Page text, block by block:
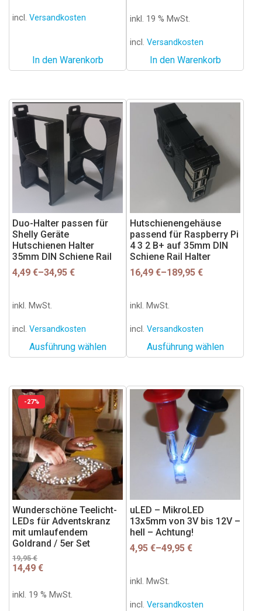
incl. Versandkosten
In den Warenkorb
59,95 €
57,49 €.
inkl. 19 % MwSt.
incl. Versandkosten
In den Warenkorb
Duo-Halter passen für
Shelly Geräte
Hutschienen Halter
35mm DIN Schiene Rail
4,49 €–34,95 €
inkl. MwSt.
incl. Versandkosten
Ausführung wählen
Dieses
Produkt
weist
mehrere
Varianten
auf.
können
auf
der
Produktseite
gewählt
Hutschienengehäuse
passend für Raspberry Pi
4 3 2 B+ auf 35mm DIN
Schiene Rail Halter
16,49 €–189,95 €
inkl. MwSt.
incl. Versandkosten
Ausführung wählen
Dieses
Produkt
mehrere
können
auf
der
Produktseite
gewählt
-27%
Wunderschöne Teelicht-
LEDs für Adventskranz
mit umlaufendem
Goldrand / 5er Set
19,95€
Ursprünglicher
Preis
19,95 €
14,49 €
Aktueller
Preis
14,49 €.
inkl. 19 % MwSt.
uLED – MikroLED
13x5mm von 3V bis 12V –
hell – Achtung!
4,95 €–49,95 €
inkl. MwSt.
incl. Versandkosten
Dieses
Produkt
weist
mehrere
Varianten
können
auf
der
Produktseite
werden